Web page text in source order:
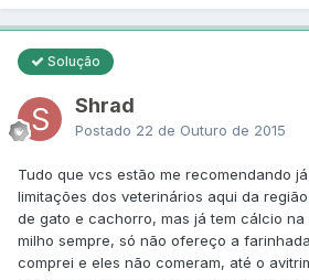
Solução
Shrad
Postado 22 de Outuro de 2015
Tudo que vcs estão me recomendando
limitações dos veterinários aqui da
de gato e cachorro, mas já tem cálcio
milho sempre, só não ofereço a
comprei e eles não comeram, até o